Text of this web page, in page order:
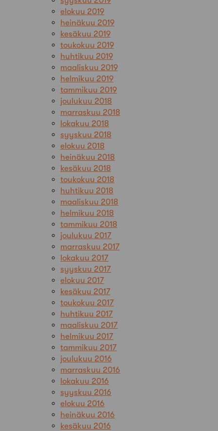
elokuu 2019
heinäkuu 2019
kesäkuu 2019
toukokuu 2019
huhtikuu 2019
maaliskuu 2019
helmikuu 2019
tammikuu 2019
joulukuu 2018
marraskuu 2018
lokakuu 2018
syyskuu 2018
elokuu 2018
heinäkuu 2018
kesäkuu 2018
toukokuu 2018
huhtikuu 2018
maaliskuu 2018
helmikuu 2018
tammikuu 2018
joulukuu 2017
marraskuu 2017
lokakuu 2017
syyskuu 2017
elokuu 2017
kesäkuu 2017
toukokuu 2017
huhtikuu 2017
maaliskuu 2017
helmikuu 2017
tammikuu 2017
joulukuu 2016
marraskuu 2016
lokakuu 2016
syyskuu 2016
elokuu 2016
heinäkuu 2016
kesäkuu 2016